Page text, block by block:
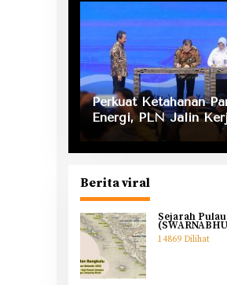
Perkuat Ketahanan
Energi, PLN Jalin
Strategis dengan
Berita viral
Sejarah
14869 Dilihat